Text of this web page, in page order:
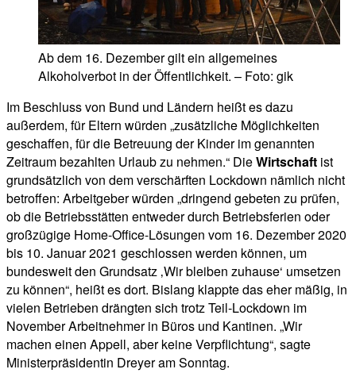
Ab dem 16. Dezember gilt ein allgemeines
Alkoholverbot in der Öffentlichkeit. – Foto: gik
Im Beschluss von Bund und Ländern heißt es dazu
außerdem, für Eltern würden „zusätzliche Möglichkeiten
geschaffen, für die Betreuung der Kinder im genannten
Zeitraum bezahlten Urlaub zu nehmen.“ DieWirtschaft ist
grundsätzlich von dem verschärften Lockdown nämlich nicht
betroffen: Arbeitgeber würden „dringend gebeten zu prüfen,
ob die Betriebsstätten entweder durch Betriebsferien oder
großzügige Home-Office-Lösungen vom 16. Dezember 2020
bis 10. Januar 2021 geschlossen werden können, um
bundesweit den Grundsatz ‚Wir bleiben zuhause‘ umsetzen
zu können“, heißt es dort. Bislang klappte das eher mäßig, in
vielen Betrieben drängten sich trotz Teil-Lockdown im
November Arbeitnehmer in Büros und Kantinen. „Wir
machen einen Appell, aber keine Verpflichtung“, sagte
Ministerpräsidentin Dreyer am Sonntag.